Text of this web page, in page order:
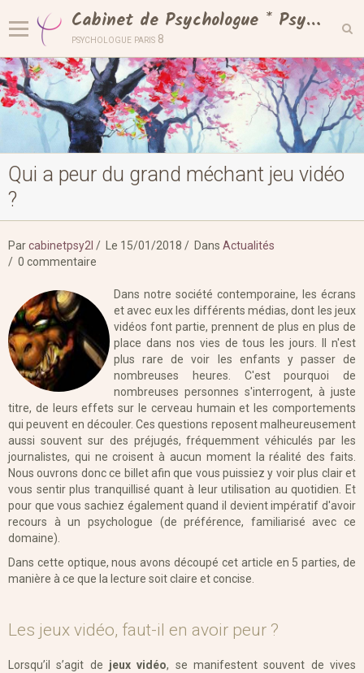
Cabinet de Psychologue * Psy2L - Champs Élysées *
psychologue paris 8
Langues
Accueil
Cabinet
Séances
Spécialités
Actualités
Contact
Galerie
RESERVATION
Qui a peur du grand méchant jeu vidéo
?
Parcabinetpsy2l Le 15/01/2018 Dans Actualités
0 commentaire
Dans notre société contemporaine, les écrans
et avec eux les différents médias, dont les jeux
vidéos font partie, prennent de plus en plus de
place dans nos vies de tous les jours. Il n'est
plus rare de voir les enfants y passer de
nombreuses heures. C'est pourquoi de
nombreuses personnes s'interrogent, à juste
titre, de leurs effets sur le cerveau humain et les comportements
qui peuvent en découler. Ces questions reposent malheureusement
aussi souvent sur des préjugés, fréquemment véhiculés par les
journalistes, qui ne croisent à aucun moment la réalité des faits.
Nous ouvrons donc ce billet afin que vous puissiez y voir plus clair et
vous sentir plus tranquillisé quant à leur utilisation au quotidien. Et
pour que vous sachiez également quand il devient impératif d'avoir
recours à un psychologue (de préférence, familiarisé avec ce
domaine).
Dans cette optique, nous avons découpé cet article en 5 parties, de
manière à ce que la lecture soit claire et concise.
Les jeux vidéo, faut-il en avoir peur ?
Lorsqu’il s’agit de jeux vidéo, se manifestent souvent de vives